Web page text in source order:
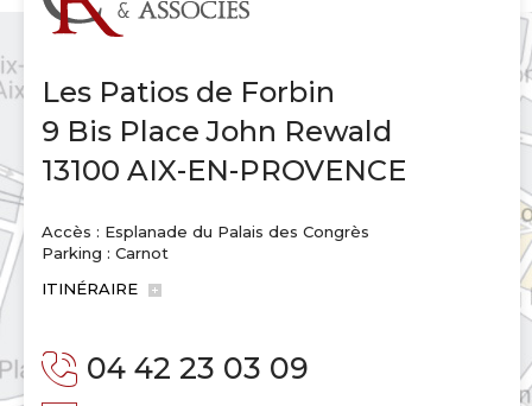
Les Patios de Forbin
9 Bis Place John Rewald
13100 AIX-EN-PROVENCE
Accès : Esplanade du Palais des Congrès
Parking : Carnot
ITINÉRAIRE
04 42 23 03 09